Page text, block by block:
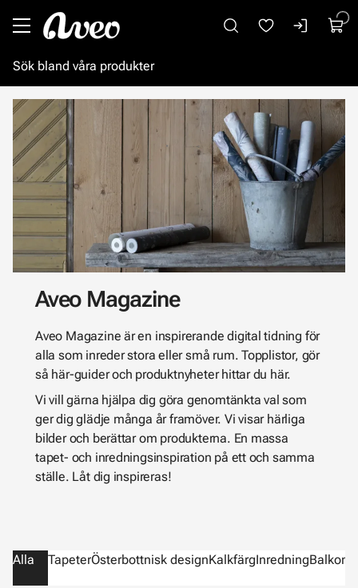
Aveo Magazine
Aveo Magazine är en inspirerande digital tidning för
alla som inreder stora eller små rum. Topplistor, gör
så här-guider och produktnyheter hittar du här.
Vi vill gärna hjälpa dig göra genomtänkta val som
ger dig glädje många år framöver. Vi visar härliga
bilder och berättar om produkterna. En massa
tapet- och inredningsinspiration på ett och samma
ställe. Låt dig inspireras!
Alla TapeterÖsterbottnisk designKalkfärgInredning